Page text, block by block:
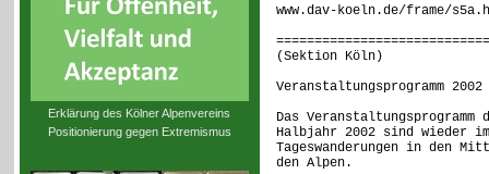
Erklärung des Kölner Alpenvereins
Positionierung gegen Extremismus
www.dav-koeln.de/frame/
(Sektion
Veranstaltungsprogramm 2002
Das
Halbjahr 2002 sind wieder
Tageswanderungen in den
den Alpen.